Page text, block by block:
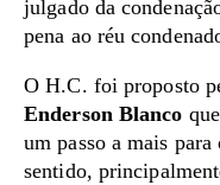
julgado da
pena ao réu
O H.C. foi proposto
Enderson Blanco
um passo a mais
sentido,